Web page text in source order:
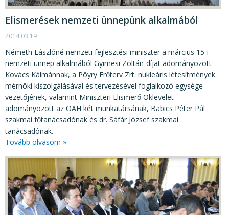
Elismerések nemzeti ünnepünk alkalmából
2014.03.19
Németh Lászlóné nemzeti fejlesztési miniszter a március 15-i
nemzeti ünnep alkalmából Gyimesi Zoltán-díjat adományozott
Kovács Kálmánnak, a Pöyry Erőterv Zrt. nukleáris létesítmények
mérnöki kiszolgálásával és tervezésével foglalkozó egysége
vezetőjének, valamint Miniszteri Elismerő Oklevelet
adományozott az OAH két munkatársának, Babics Péter Pál
szakmai főtanácsadónak és dr. Sáfár József szakmai
tanácsadónak.
Tovább olvasom »